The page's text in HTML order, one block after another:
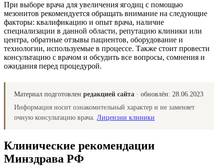
При выборе врача для увеличения ягодиц с помощью
мезонитов рекомендуется обращать внимание на следующие
факторы: квалификацию и опыт врача, наличие
специализации в данной области, репутацию клиники или
центра, обратные отзывы пациентов, оборудование и
технологии, используемые в процессе. Также стоит провести
консультацию с врачом и обсудить все вопросы, сомнения и
ожидания перед процедурой.
Материал подготовлен редакцией сайта · обновлён: 28.06.2023
Информация носит ознакомительный характер и не заменяет
очную консультацию врача. Лицензии клиники
Клинические рекомендации
Минздрава РФ